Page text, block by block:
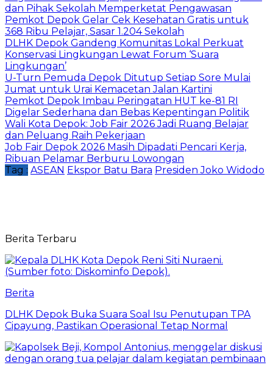
dan Pihak Sekolah Memperketat Pengawasan
Pemkot Depok Gelar Cek Kesehatan Gratis untuk
368 Ribu Pelajar, Sasar 1.204 Sekolah
DLHK Depok Gandeng Komunitas Lokal Perkuat
Konservasi Lingkungan Lewat Forum ‘Suara
Lingkungan’
U-Turn Pemuda Depok Ditutup Setiap Sore Mulai
Jumat untuk Urai Kemacetan Jalan Kartini
Pemkot Depok Imbau Peringatan HUT ke-81 RI
Digelar Sederhana dan Bebas Kepentingan Politik
Wali Kota Depok: Job Fair 2026 Jadi Ruang Belajar
dan Peluang Raih Pekerjaan
Job Fair Depok 2026 Masih Dipadati Pencari Kerja,
Ribuan Pelamar Berburu Lowongan
Tag : ASEAN Ekspor Batu Bara Presiden Joko Widodo
Berita Terbaru
Berita
DLHK Depok Buka Suara Soal Isu Penutupan TPA
Cipayung, Pastikan Operasional Tetap Normal